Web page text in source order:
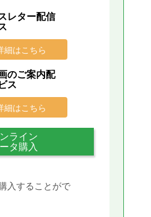
レター配信
細はこちら
のご案内配
ス
細はこちら
ライン
タ購入
入することがで